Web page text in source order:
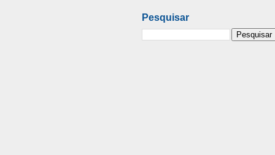
Pesquisar